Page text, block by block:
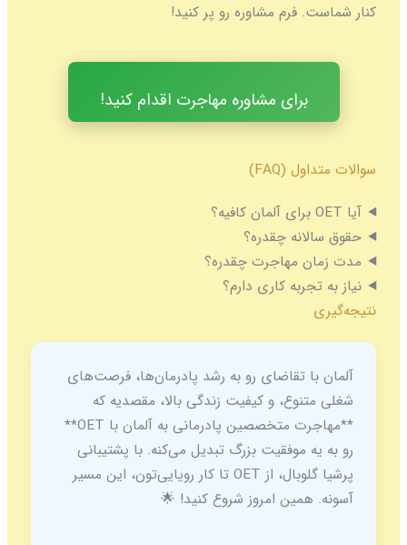
کنار شماست. فرم مشاوره رو پر کنید!
برای مشاوره مهاجرت اقدام کنید!
سوالات متداول (FAQ)
آیا OET برای آلمان کافیه؟
حقوق سالانه چقدره؟
مدت زمان مهاجرت چقدره؟
نیاز به تجربه کاری دارم؟
نتیجه‌گیری
آلمان با تقاضای رو به رشد پادرمان‌ها، فرصت‌های
شغلی متنوع، و کیفیت زندگی بالا، مقصدیه که
**مهاجرت متخصصین پادرمانی به آلمان با OET**
رو به یه موفقیت بزرگ تبدیل می‌کنه. با پشتیبانی
پرشیا گلوبال، از OET تا کار رویایی‌تون، این مسیر
آسونه. همین امروز شروع کنید! 🌟